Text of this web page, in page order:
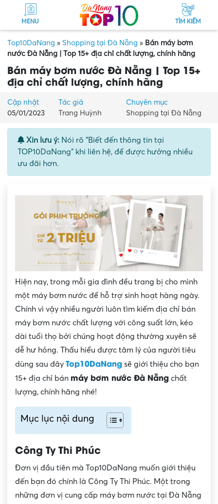
MENU TÌM KIẾM
Top10DaNang » Shopping tại Đà Nẵng » Bán máy bơm
nước Đà Nẵng | Top 15+ địa chỉ chất lượng, chính hãng
Bán máy bơm nước Đà Nẵng | Top 15+
địa chỉ chất lượng, chính hãng
Cập nhật
05/01/2023
Tác giả
Trang Huỳnh
Chuyên mục
Shopping tại Đà Nẵng
Xin lưu ý: Nói rõ "Biết đến thông tin tại
TOP10DaNang" khi liên hệ, để được hưởng nhiều
ưu đãi hơn.
Hiện nay, trong mỗi gia đình đều trang bị cho mình
một máy bơm nước để hỗ trợ sinh hoạt hàng ngày.
Chính vì vậy nhiều người luôn tìm kiếm địa chỉ bán
máy bơm nước chất lượng với công suất lớn, kéo
dài tuổi thọ bởi chúng hoạt động thường xuyên sẽ
dễ hư hỏng. Thấu hiểu được tâm lý của người tiêu
dùng sau đây Top10DaNang sẽ giới thiệu cho bạn
15+ địa chỉ bán máy bơm nước Đà Nẵng chất
lượng, chính hãng nhé!
Mục lục nội dung
Công Ty Thi Phúc
Đơn vị đầu tiên mà Top10DaNang muốn giới thiệu
đến bạn đó chính là Công Ty Thi Phúc. Một trong
những đơn vị cung cấp máy bơm nước tại Đà Nẵng